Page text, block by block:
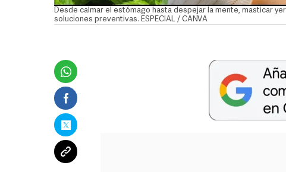
Desde calmar el estómago hasta despejar la mente, masticar
soluciones preventivas. ESPECIAL / CANVA